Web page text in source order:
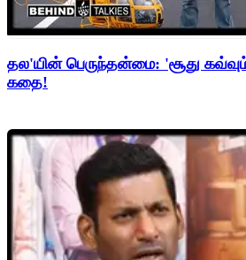
தல'யின் பெருந்தன்மை: 'சூது
கதை!